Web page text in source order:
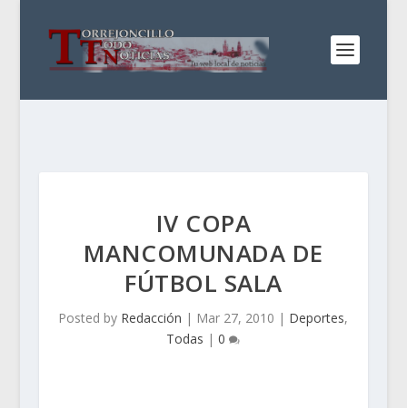
IV COPA
MANCOMUNADA DE
FÚTBOL SALA
Posted by Redacción | Mar 27, 2010 | Deportes,
Todas |0